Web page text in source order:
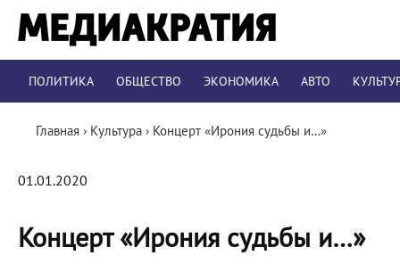
ПОЛИТИКА ОБЩЕСТВО ЭКОНОМИКА АВТО
Главная › Культура › Концерт «Ирония судьбы и…»
01.01.2020
Концерт «Ирония судьбы и…»